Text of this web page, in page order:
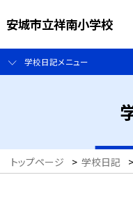
安城市立祥南小学校
学校日記メニュー
トップページ > 学校日記 >